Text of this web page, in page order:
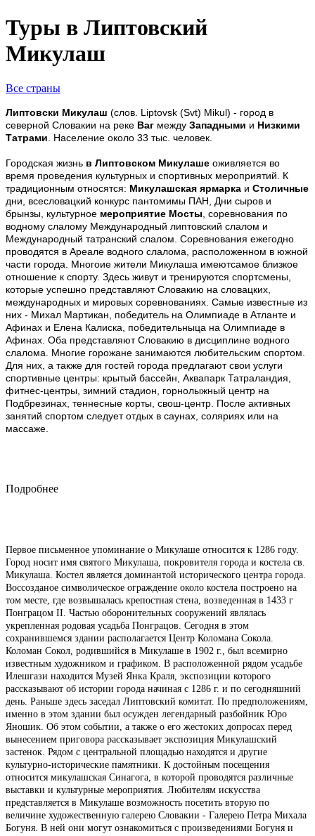
Туры в Липтовский
Микулаш
Все страны
Липтовски Микулаш (слов. Liptovsk (Svt) Mikul) - город в
северной Словакии на реке Ваг между Западными и Низкими
Татрами . Население около 33 тыс. человек.
Городская жизнь в Липтовском Микулаше оживляется во
время проведения культурных и спортивных мероприятий. К
традиционным относятся: Микулашская ярмарка и Столичные
дни, всесловацкий конкурс пантомимы ПАН, Дни сыров и
брынзы, культурное мероприятие Мосты , соревнования по
водному слалому Международный липтовский слалом и
Международный татранский слалом. Соревнования ежегодно
проводятся в Ареале водного слалома, расположенном в южной
части города. Многоие жители Микулаша имеютсамое близкое
отношение к спорту. Здесь живут и тренируются спортсмены,
которые успешно представляют Словакию на словацких,
международных и мировых соревнованиях. Самые известные из
них - Михал Мартикан, победитель на Олимпиаде в Атланте и
Афинах и Елена Калиска, победительныца на Олимпиаде в
Афинах. Оба представляют Словакию в дисциплине водного
слалома. Многие горожане занимаются любительским спортом.
Для них, а также для гостей города предлагают свои услуги
спортивные центры: крытый бассейн, Аквапарк Татраландия,
фитнес-центры, зимний стадион, горнолыжный центр на
Подбрезинах, теннесные корты, свош-центр. После активных
занятий спортом следует отдых в саунах, соляриях или на
массаже.
Подробнее
Первое письменное упоминание о Микулаше относится к 1286 году.
Город носит имя святого Микулаша, покровителя города и костела св.
Микулаша. Костел является доминантой исторического центра города.
Воссозданое символическое ограждение около костела построено на
том месте, где возвышалась крепостная стена, возведенная в 1433 г
Понграцом II. Частью оборонительных сооружений являлась
укрепленная родовая усадьба Понграцов. Сегодня в этом
сохранившемся здании располагается Центр Коломана Сокола.
Коломан Сокол, родившийся в Микулаше в 1902 г., был всемирно
известным художником и графиком. В расположенной рядом усадьбе
Илешгази находится Музей Янка Краля, экспозиции которого
рассказывают об истории города начиная с 1286 г. и по сегодняшний
день. Раньше здесь заседал Липтовский комитат. По предположениям,
именно в этом здании был осужден легендарный разбойник Юро
Яношик. Об этом событии, а также о его жестоких допросах перед
вынесением приговора рассказывает экспозиция Микулашский
застенок. Рядом с центральной площадью находятся и другие
культурно-исторические памятники. К достойным посещения
относится микулашская Синагога, в которой проводятся различные
выставки и культурные мероприятия. Любителям искусства
представляется в Микулаше возможность посетить вторую по
величине художественную галерею Словакии - Галерею Петра Михала
Богуня. В ней они могут ознакомиться с произведениями Богуня и